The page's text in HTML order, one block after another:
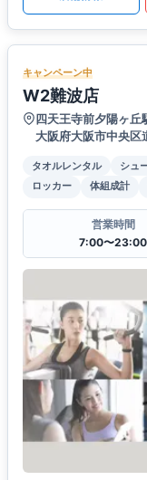
キャンペーン中
W2難波店
四天王寺前夕陽ヶ丘
大阪府大阪市中央
タオルレンタル シュ
ロッカー
体組成計
営業時間
7:00〜23:00